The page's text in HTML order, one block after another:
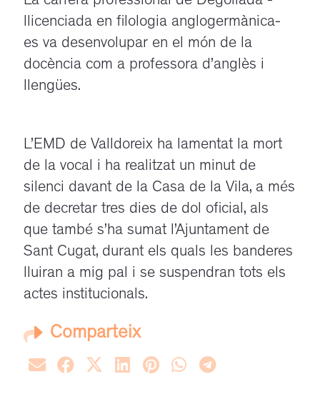
llicenciada en filologia anglogermànica-
es va desenvolupar en el món de la
docència com a professora d’anglès i
llengües.
L’EMD de Valldoreix ha lamentat la mort
de la vocal i ha realitzat un minut de
silenci davant de la Casa de la Vila, a més
de decretar tres dies de dol oficial, als
que també s’ha sumat l’Ajuntament de
Sant Cugat, durant els quals les banderes
lluiran a mig pal i se suspendran tots els
actes institucionals.
Comparteix